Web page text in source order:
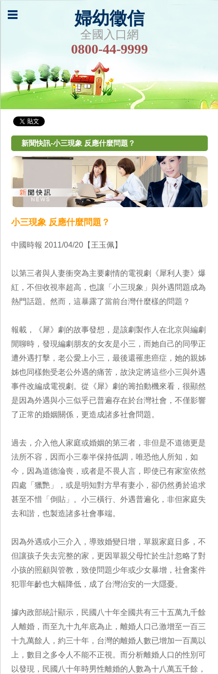
婦幼徵信
全國入口網
0800-44-9999
新聞快訊-小三現象 反應什麼問題？
小三現象 反應什麼問題？
中國時報 2011/04/20【王玉佩】
以第三者與人妻衝突為主要劇情的電視劇《犀利人妻》爆
紅，不但收視率超高，也讓「小三現象」與外遇問題成為
熱門話題。然而，這暴露了當前台灣什麼樣的問題？
報載，《犀》劇的故事發想，是該劇製作人在北京與編劇
閒聊時，發現編劇朋友的女友是小三，而她自己的同學正
遭外遇打擊，老公愛上小三，最後還罹患癌症，她的親姊
姊也同樣飽受老公外遇的痛苦，故決定將這些小三與外遇
事件改編成電視劇。從《犀》劇的籌拍動機來看，很顯然
是因為外遇與小三似乎已普遍存在於台灣社會，不僅影響
了正常的婚姻關係，更造成諸多社會問題。
過去，介入他人家庭或婚姻的第三者，非但是不道德更是
法所不容，因而小三泰半保持低調，唯恐他人所知，如
今，因為道德淪喪，或者是不畏人言，即使已有家室依然
四處「獵艷」，或是明知對方早有妻小，卻仍然勇於追求
甚至不惜「倒貼」。小三橫行、外遇普遍化，非但家庭失
去和諧，也製造諸多社會事端。
因為外遇或小三介入，導致婚變日增，單親家庭日多，不
但讓孩子失去完整的家，更因單親父母忙於生計忽略了對
小孩的照顧與管教，致使問題少年或少女暴增，社會案件
犯罪年齡也大幅降低，成了台灣治安的一大隱憂。
據內政部統計顯示，民國八十年全國共有三十五萬九千餘
人離婚，而至九十九年底為止，離婚人口己激增至一百三
十九萬餘人，約三十年，台灣的離婚人數已增加一百萬以
上，數目之多令人不能不正視。而分析離婚人口的性別可
以發現，民國八十年時男性離婚的人數為十八萬五千餘，